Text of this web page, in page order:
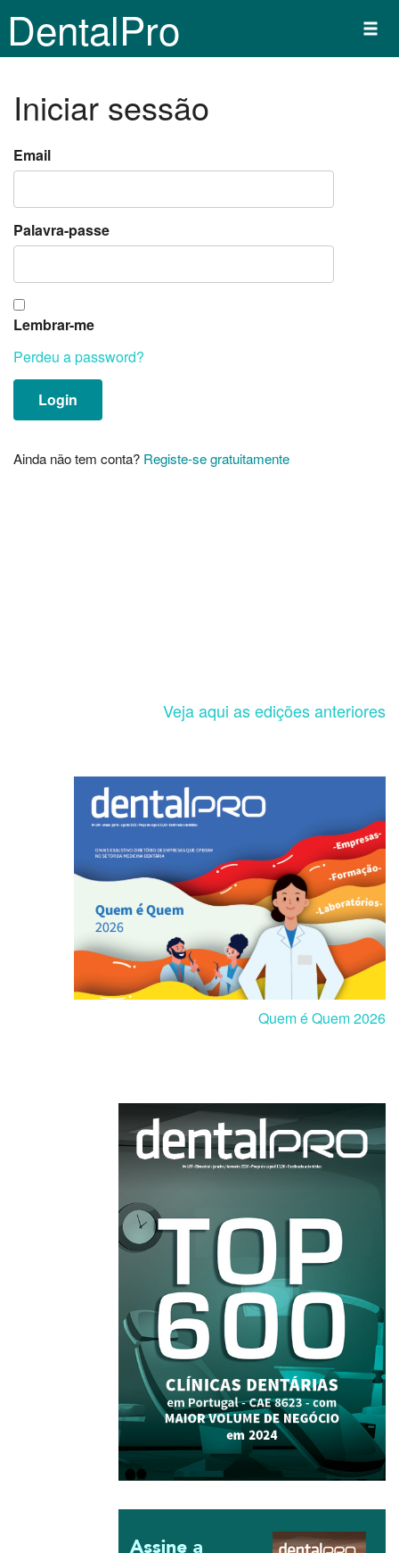
DentalPro
Iniciar sessão
Email
Palavra-passe
Lembrar-me
Perdeu a password?
Ainda não tem conta? Registe-se gratuitamente
Veja aqui as edições anteriores
Quem é Quem 2026